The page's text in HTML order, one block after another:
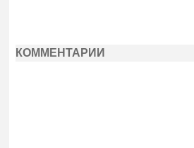
КОММЕНТАРИИ